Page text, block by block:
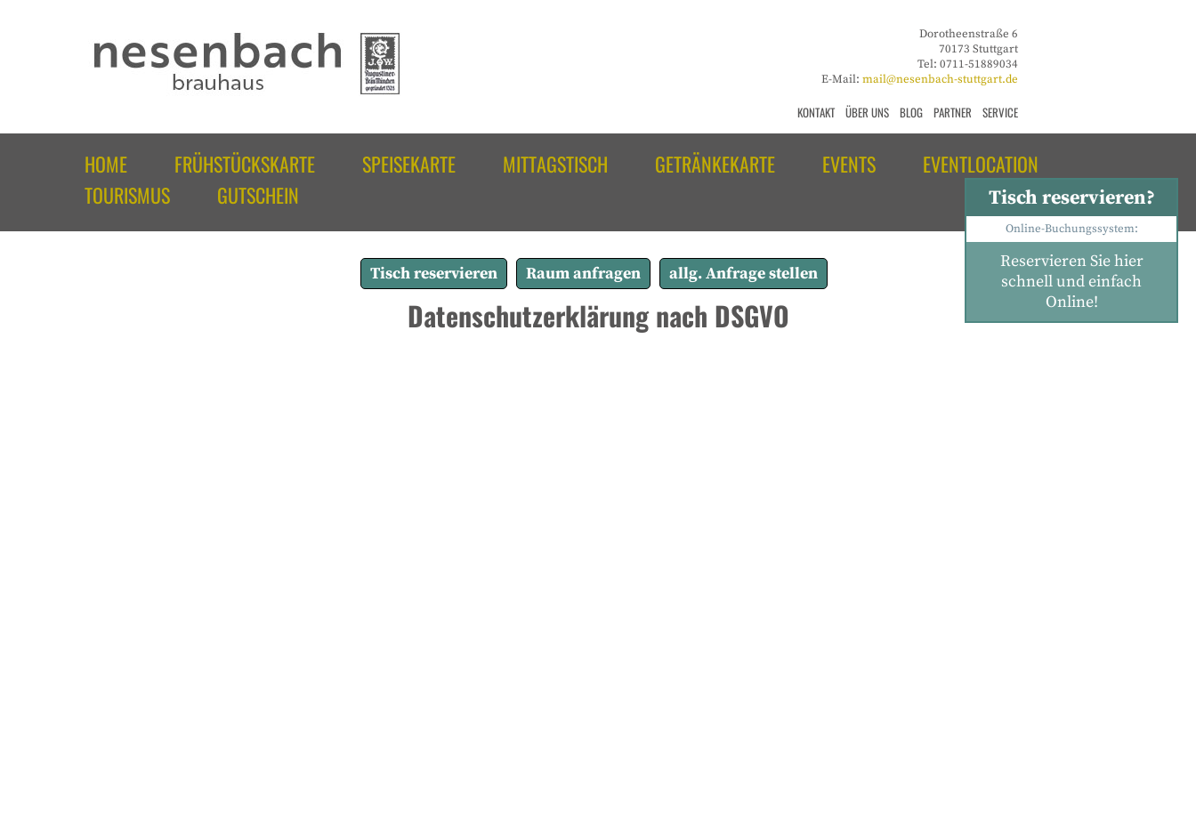
Dorotheenstraße 6
70173 Stuttgart
Tel: 0711-51889034
E-Mail: mail@nesenbach-stuttgart.de
HOME FRÜHSTÜCKSKARTE SPEISEKARTE MITTAGSTISCH GETRÄNKEKARTE EVENTS
EVENTLOCATION
TOURISMUS
GUTSCHEIN
KONTAKT ÜBER UNS BLOG PARTNER SERVICE
Tisch reservieren?
Online-Buchungssystem:
Reservieren Sie hier
schnell und einfach
Online!
Tisch reservieren Raum anfragen allg. Anfrage stellen
Datenschutzerklärung nach DSGVO